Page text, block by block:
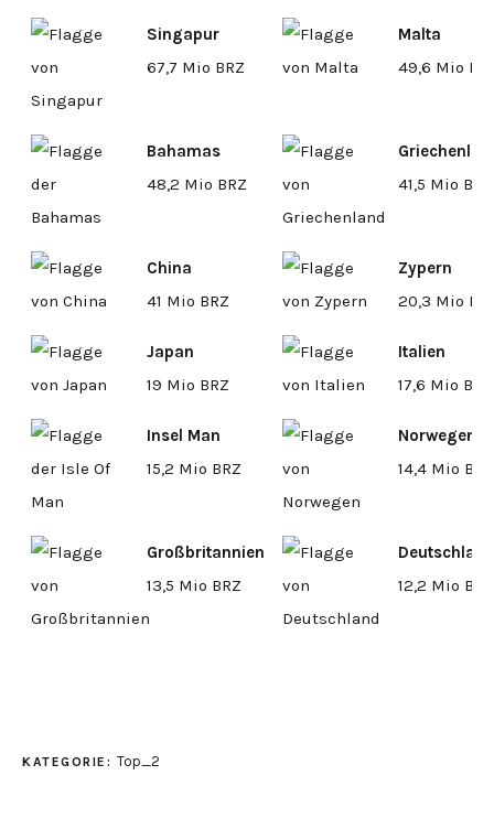
Singapur
67,7 Mio BRZ
Malta
49,6 Mio
Bahamas
48,2 Mio BRZ
41,5 Mio BRZ
China
41 Mio BRZ
Zypern
20,3 Mio
Japan
19 Mio BRZ
Italien
17,6 Mio BRZ
Insel Man
15,2 Mio BRZ
Norwegen
14,4 Mio BRZ
Großbritannien
13,5 Mio BRZ
Deutschland
12,2 Mio BRZ
KATEGORIE: Top_2